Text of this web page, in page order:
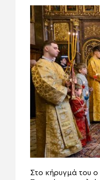
Στο κήρυγμά του